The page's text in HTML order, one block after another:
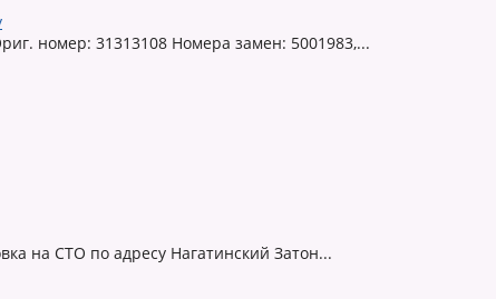
номер: 31313108 Номера замен: 5001983,...
на СТО по адресу Нагатинский Затон...